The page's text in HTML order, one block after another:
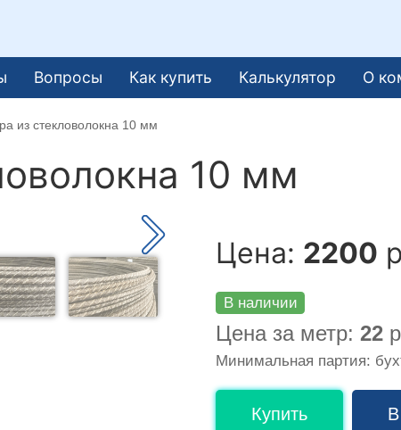
Вопросы Как купить Калькулятор О
из стекловолокна 10 мм
10 мм
Цена: 2200
В наличии
Цена за метр: 22
Минимальная партия:
Купить